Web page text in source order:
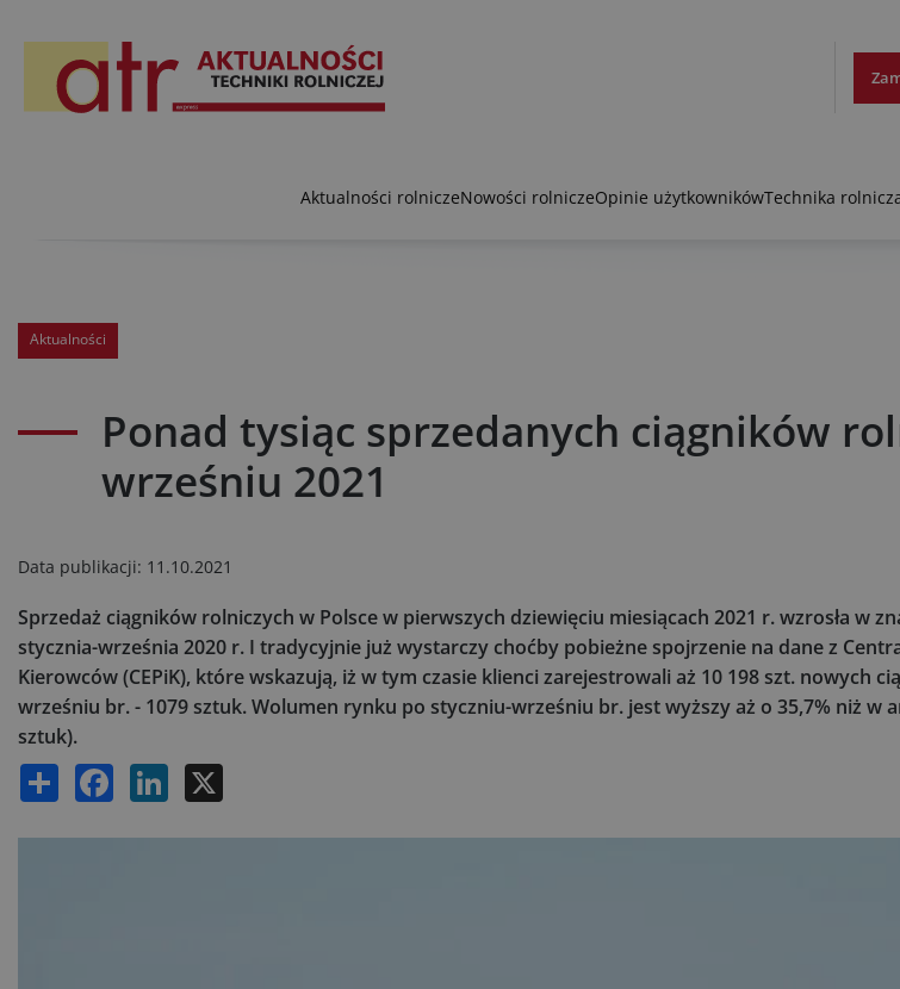
Aktualności rolniczeNowości rolniczeOpinie użytkownikówTechnika
Aktualności
Ponad tysiąc sprzedanych ciągników
wrześniu 2021
Data publikacji: 11.10.2021
Sprzedaż ciągników rolniczych w Polsce w pierwszych dziewięciu miesiącach 2021 r. wzrosła w
stycznia-września 2020 r. I tradycyjnie już wystarczy choćby pobieżne spojrzenie na dane z
Kierowców (CEPiK), które wskazują, iż w tym czasie klienci zarejestrowali aż 10 198 szt. nowych
wrześniu br. - 1079 sztuk. Wolumen rynku po styczniu-wrześniu br. jest wyższy aż o 35,7% niż w
sztuk).
Share Facebook LinkedIn